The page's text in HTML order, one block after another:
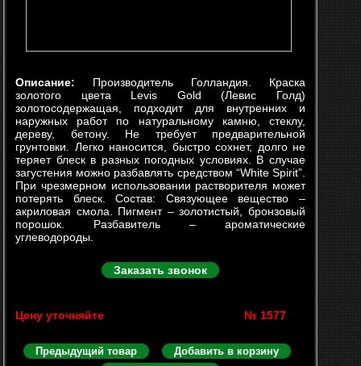
Описание: Производитель Голландия. Краска
золотого цвета Levis Gold (Левис Голд)
золотосодержащая, подходит для внутренних и
наружных работ по натуральному камню, стеклу,
дереву, бетону. Не требует предварительной
грунтовки. Легко наносится, быстро сохнет, долго не
теряет блеск в разных погодных условиях. В случае
загустения можно разбавлять средством “White Spirit”.
При чрезмерном использовании растворителя может
потерять блеск. Состав: Связующее вещество –
акриловая смола. Пигмент – золотистый, бронзовый
порошок. Разбавитель – ароматические
углеводороды.
Заказать звонок
Цену уточняйте № 1577
Предыдущий товар
Добавить в корзину